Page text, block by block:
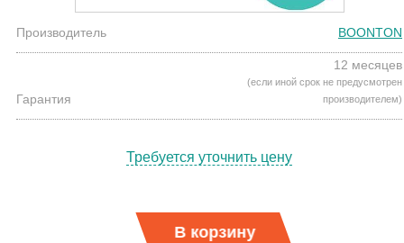
Производитель BOONTON
Гарантия
12 месяцев
(если иной срок не предусмотрен
производителем)
Требуется уточнить цену
В корзину